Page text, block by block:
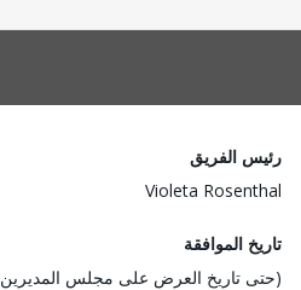
رئيس الفريق
Violeta Rosenthal
تاريخ الموافقة
(حتى تاريخ العرض على مجلس المديرين